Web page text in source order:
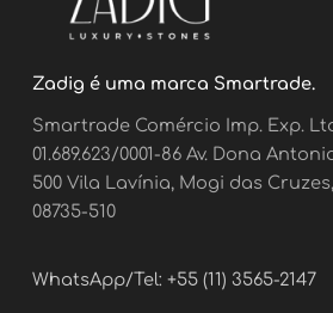
Zadig é uma marca Smartrade.
Smartrade Comércio Imp. Exp.
01.689.623/0001-86 Av. Dona
500 Vila Lavínia, Mogi das Cruzes,
08735-510
WhatsApp/Tel: +55 (11) 3565-2147